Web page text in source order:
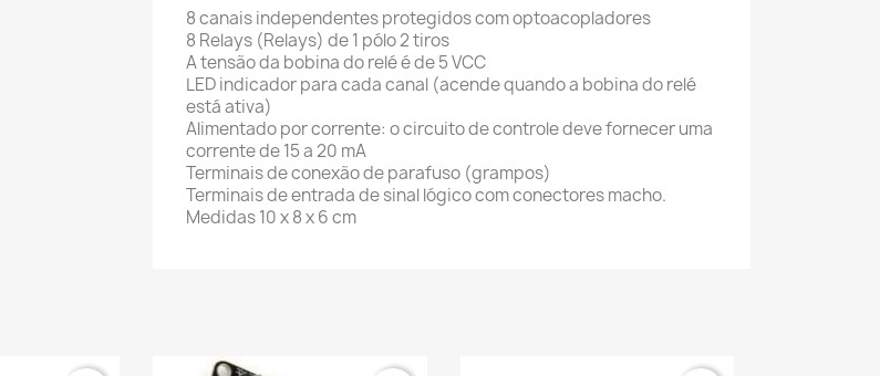
8 canais independentes protegidos com optoacopladores
8 Relays (Relays) de 1 pólo 2 tiros
A tensão da bobina do relé é de 5 VCC
LED indicador para cada canal (acende quando a bobina do relé
está ativa)
Alimentado por corrente: o circuito de controle deve fornecer uma
corrente de 15 a 20 mA
Terminais de conexão de parafuso (grampos)
Terminais de entrada de sinal lógico com conectores macho.
Medidas 10 x 8 x 6 cm